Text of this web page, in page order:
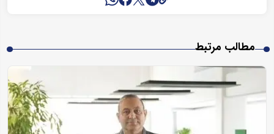
مطالب مرتبط